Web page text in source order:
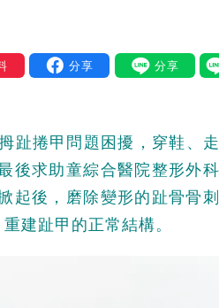
錢
趾捲甲問題困擾，穿鞋、
後求助童綜合醫院整形外
起後，磨除變形的趾骨骨
建趾甲的正常結構。